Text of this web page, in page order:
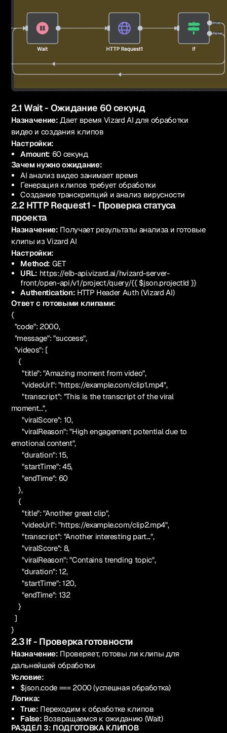
2.1 Wait - Ожидание 60 секунд
Назначение: Дает время Vizard AI для обработки
видео и создания клипов
Настройки:
Amount: 60 секунд
Зачем нужно ожидание:
AI анализ видео занимает время
Генерация клипов требует обработки
Создание транскрипций и анализ вирусности
2.2 HTTP Request1 - Проверка статуса
проекта
Назначение: Получает результаты анализа и готовые
клипы из Vizard AI
Настройки:
Method: GET
URL: https://elb-api.vizard.ai/hvizard-server-
front/open-api/v1/project/query/{{ $json.projectId }}
Authentication: HTTP Header Auth (Vizard AI)
Ответ с готовыми клипами:
{
"code": 2000,
"message": "success",
"videos": [
{
"title": "Amazing moment from video",
"videoUrl": "https://example.com/clip1.mp4",
"transcript": "This is the transcript of the viral
moment...",
"viralScore": 10,
"viralReason": "High engagement potential due to
emotional content",
"duration": 15,
"startTime": 45,
"endTime": 60
},
{
"title": "Another great clip",
"videoUrl": "https://example.com/clip2.mp4",
"transcript": "Another interesting part...",
"viralScore": 8,
"viralReason": "Contains trending topic",
"duration": 12,
"startTime": 120,
"endTime": 132
}
]
}
2.3 If - Проверка готовности
Назначение: Проверяет, готовы ли клипы для
дальнейшей обработки
Условие:
$json.code === 2000 (успешная обработка)
Логика:
True: Переходим к обработке клипов
False: Возвращаемся к ожиданию (Wait)
РАЗДЕЛ 3: ПОДГОТОВКА КЛИПОВ